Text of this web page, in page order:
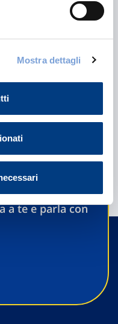
Mostra dettagli
a te e parla con